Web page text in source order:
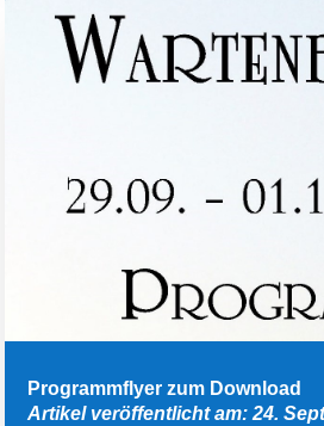
Programmflyer zum Download
Artikel veröffentlicht am: 24.